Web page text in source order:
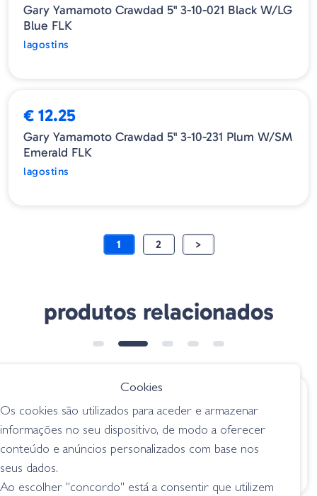
Gary Yamamoto Crawdad 5" 3-10-021 Black W/LG
Blue FLK
lagostins
€ 12.25
Gary Yamamoto Crawdad 5" 3-10-231 Plum W/SM
Emerald FLK
lagostins
1 2 >
produtos relacionados
€ 9.45
Amostra Ring
Shrimp 002 GREEN
PUMPKIN
lagostins
Amostra Clap Craw
02-0102 Black – Red
Flake
Cookies
Os cookies são utilizados para aceder e armazenar
informações no seu dispositivo, de modo a oferecer
conteúdo e anúncios personalizados com base nos
seus dados.
Ao escolher "concordo" está a consentir que utilizem